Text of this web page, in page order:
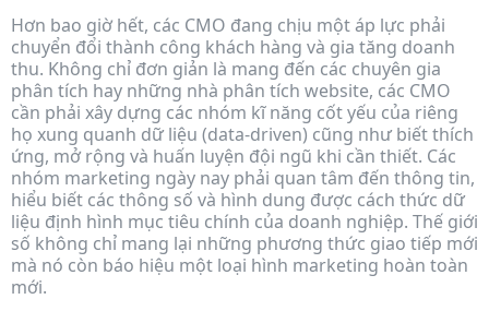
Hơn bao giờ hết, các CMO đang chịu một áp lực phải
chuyển đổi thành công khách hàng và gia tăng doanh
thu. Không chỉ đơn giản là mang đến các chuyên gia
phân tích hay những nhà phân tích website, các CMO
cần phải xây dựng các nhóm kĩ năng cốt yếu của riêng
họ xung quanh dữ liệu (data-driven) cũng như biết thích
ứng, mở rộng và huấn luyện đội ngũ khi cần thiết. Các
nhóm marketing ngày nay phải quan tâm đến thông tin,
hiểu biết các thông số và hình dung được cách thức dữ
liệu định hình mục tiêu chính của doanh nghiệp. Thế giới
số không chỉ mang lại những phương thức giao tiếp mới
mà nó còn báo hiệu một loại hình marketing hoàn toàn
mới.